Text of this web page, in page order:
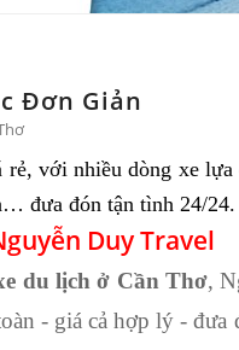
Đơn Giản
rẻ, với nhiều dòng xe
đưa đón tận tình 24/24.
Duy Travel
du lịch ở Cần Thơ,
- giá cả hợp lý -